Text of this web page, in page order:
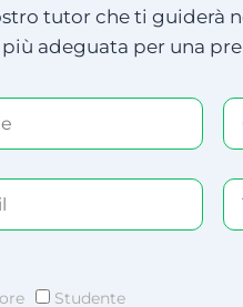
tutor che ti guiderà
più adeguata per una
Studente